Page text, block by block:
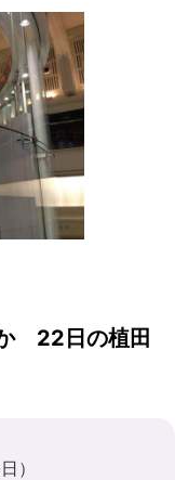
22日の植田
）